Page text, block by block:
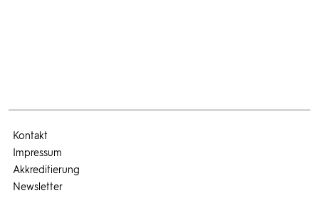
Kontakt
Impressum
Akkreditierung
Newsletter